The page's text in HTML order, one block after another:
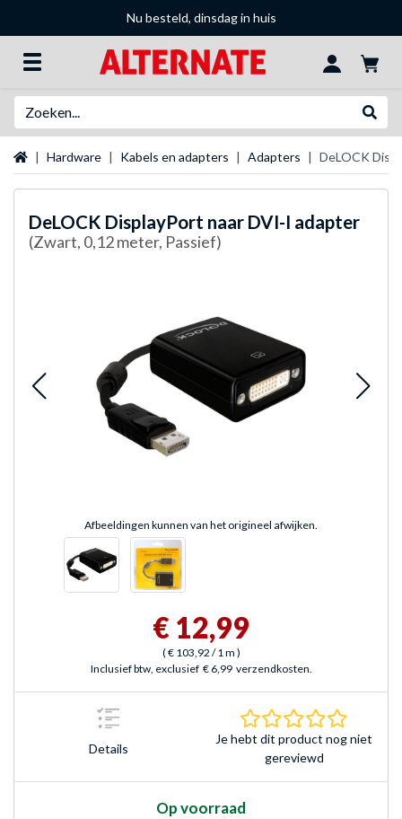
Nu besteld, dinsdag in huis
Startpagina
Hardware Kabels en adapters Adapters DeLOCK
DeLOCK DisplayPort naar DVI-I adapter
(Zwart, 0,12 meter, Passief)
Afbeeldingen kunnen van het origineel afwijken.
€ 12,99
(€ 103,92 / 1 m )
Inclusief btw, exclusief € 6,99 verzendkosten.
Details
Je hebt dit product nog niet
gereviewd
Op voorraad